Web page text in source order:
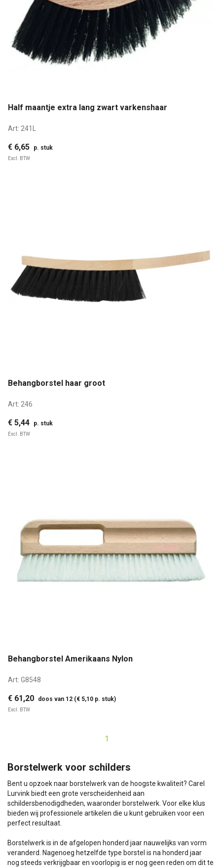
Half maantje extra lang zwart varkenshaar
Art: 241L
€ 6,65 p. stuk
Excl. BTW
Behangborstel haar groot
Art: 246
€ 5,44 p. stuk
Excl. BTW
Behangborstel Amerikaans Nylon
Art: G8548
€ 61,20 doos van 12 (€ 5,10 p. stuk)
Excl. BTW
1
Borstelwerk voor schilders
Bent u opzoek naar borstelwerk van de hoogste kwaliteit? Carel
Lurvink biedt een grote verscheidenheid aan
schildersbenodigdheden, waaronder borstelwerk. Voor elke klus
bieden wij professionele artikelen die u kunt gebruiken voor een
perfect resultaat.
Borstelwerk is in de afgelopen honderd jaar nauwelijks van vorm
veranderd. Nagenoeg hetzelfde type borstel is na honderd jaar
nog steeds verkrijgbaar en voorlopig is er nog geen reden om dit te